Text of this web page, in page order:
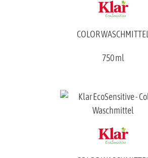
COLOR WASCHMITTEL
750 ml